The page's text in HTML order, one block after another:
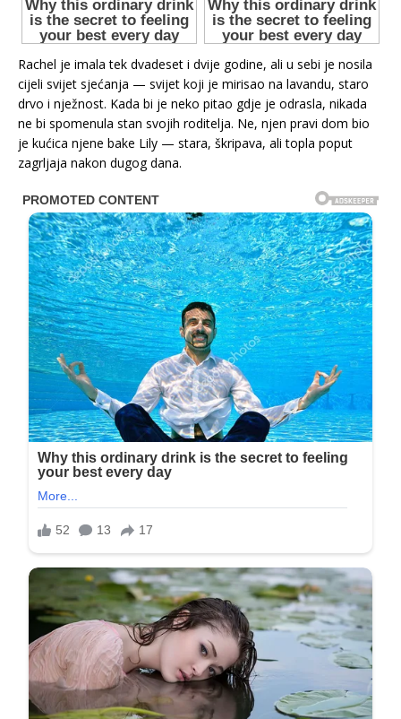
Rachel je imala tek dvadeset i dvije godine, ali u sebi je nosila
cijeli svijet sjećanja — svijet koji je mirisao na lavandu, staro
drvo i nježnost. Kada bi je neko pitao gdje je odrasla, nikada
ne bi spomenula stan svojih roditelja. Ne, njen pravi dom bio
je kućica njene bake Lily — stara, škripava, ali topla poput
zagrljaja nakon dugog dana.